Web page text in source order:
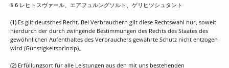
§ 6 レヒトスヴァール、エアフュルングソルト、ゲリヒツシュタント
(1) Es gilt deutsches Recht. Bei Verbrauchern gilt diese Rechtswahl nur, soweit
hierdurch der durch zwingende Bestimmungen des Rechts des Staates des
gewöhnlichen Aufenthaltes des Verbrauchers gewährte Schutz nicht entzogen
wird (Günstigkeitsprinzip)。
(2) Erfüllungsort für alle Leistungen aus den mit uns bestehenden